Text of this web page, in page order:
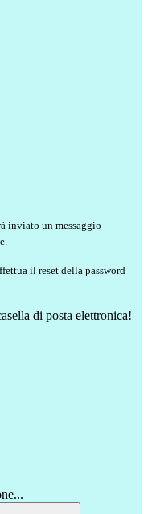
inviato un messaggio
il reset della password
di posta elettronica!